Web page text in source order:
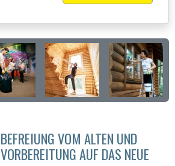
BEFREIUNG VOM ALTEN UND
VORBEREITUNG AUF DAS NEUE